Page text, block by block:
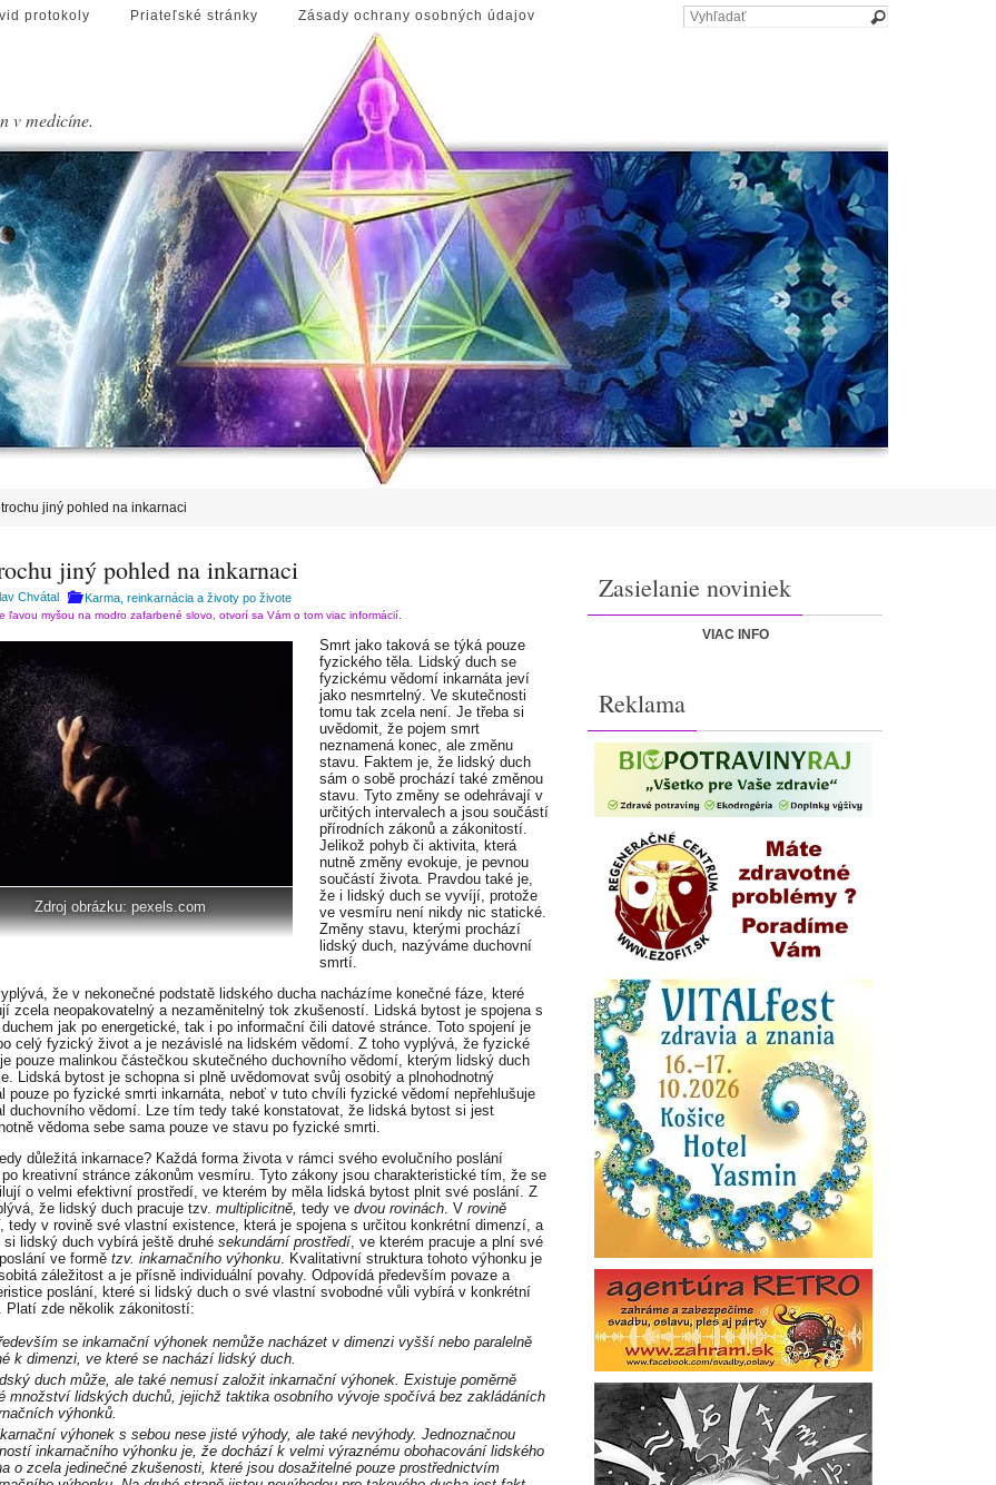
protokoly Priateľské stránky Zásady ochrany osobných údajov
v medicíne.
trochu jiný pohled na inkarnaci
jiný pohled na inkarnaci
Chvátal Karma, reinkarnácia a životy po živote
ľavou myšou na modro zafarbené slovo, otvorí sa Vám o tom viac informácií.
Zdroj obrázku: pexels.com
Smrt jako taková se týká pouze
fyzického těla. Lidský duch se
fyzickému vědomí inkarnáta jeví
jako nesmrtelný. Ve skutečnosti
tomu tak zcela není. Je třeba si
uvědomit, že pojem smrt
neznamená konec, ale změnu
stavu. Faktem je, že lidský duch
sám o sobě prochází také změnou
stavu. Tyto změny se odehrávají v
určitých intervalech a jsou součástí
přírodních zákonů a zákonitostí.
Jelikož pohyb či aktivita, která
nutně změny evokuje, je pevnou
součástí života. Pravdou také je,
že i lidský duch se vyvíjí, protože
ve vesmíru není nikdy nic statické.
Změny stavu, kterými prochází
lidský duch, nazýváme duchovní
smrtí.
že v nekonečné podstatě lidského ducha nacházíme konečné fáze, které
zcela neopakovatelný a nezaměnitelný tok zkušeností. Lidská bytost je spojena s
duchem jak po energetické, tak i po informační čili datové stránce. Toto spojení je
celý fyzický život a je nezávislé na lidském vědomí. Z toho vyplývá, že fyzické
pouze malinkou částečkou skutečného duchovního vědomí, kterým lidský duch
Lidská bytost je schopna si plně uvědomovat svůj osobitý a plnohodnotný
pouze po fyzické smrti inkarnáta, neboť v tuto chvíli fyzické vědomí nepřehlušuje
duchovního vědomí. Lze tím tedy také konstatovat, že lidská bytost si jest
vědoma sebe sama pouze ve stavu po fyzické smrti.
důležitá inkarnace? Každá forma života v rámci svého evolučního poslání
po kreativní stránce zákonům vesmíru. Tyto zákony jsou charakteristické tím, že se
o velmi efektivní prostředí, ve kterém by měla lidská bytost plnit své poslání. Z
že lidský duch pracuje tzv. multiplicitně, tedy ve dvou rovinách. V rovině
, tedy v rovině své vlastní existence, která je spojena s určitou konkrétní dimenzí, a
si lidský duch vybírá ještě druhé sekundární prostředí, ve kterém pracuje a plní své
ve formě tzv. inkarnačního výhonku. Kvalitativní struktura tohoto výhonku je
záležitost a je přísně individuální povahy. Odpovídá především povaze a
poslání, které si lidský duch o své vlastní svobodné vůli vybírá v konkrétní
Platí zde několik zákonitostí:
se inkarnační výhonek nemůže nacházet v dimenzi vyšší nebo paralelně
k dimenzi, ve které se nachází lidský duch.
duch může, ale také nemusí založit inkarnační výhonek. Existuje poměrně
množství lidských duchů, jejichž taktika osobního vývoje spočívá bez zakládáních
výhonků.
výhonek s sebou nese jisté výhody, ale také nevýhody. Jednoznačnou
inkarnačního výhonku je, že dochází k velmi výraznému obohacování lidského
o zcela jedinečné zkušenosti, které jsou dosažitelné pouze prostřednictvím
Zasielanie noviniek
VIAC INFO
Reklama